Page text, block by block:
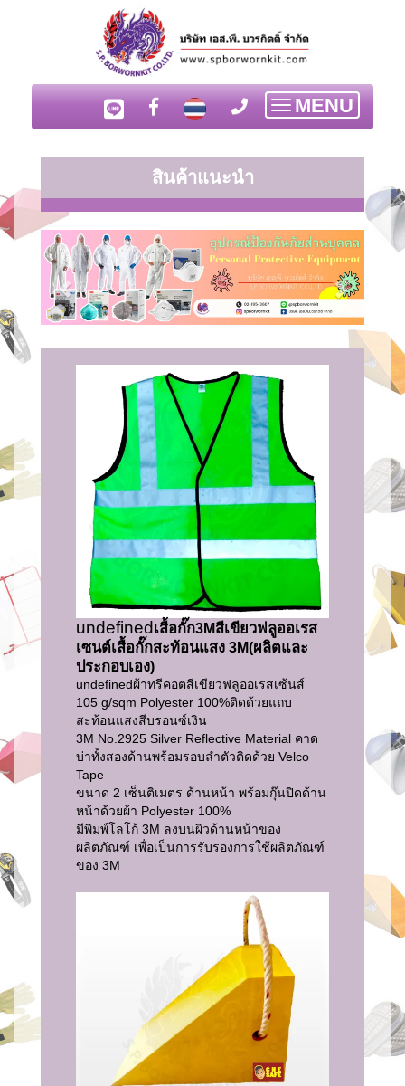
Toggle
navigation
MENU
สินค้าแนะนำ
undefinedเสื้อกั๊ก3Mสีเขียวฟลูออเรส
เซนต์เสื้อกั๊กสะท้อนแสง 3M(ผลิตและ
ประกอบเอง)
undefinedผ้าทรีคอตสีเขียวฟลูออเรสเซ้นส์
105 g/sqm Polyester 100%ติดด้วยแถบ
สะท้อนแสงสีบรอนซ์เงิน
3M No.2925 Silver Reflective Material คาด
บ่าทั้งสองด้านพร้อมรอบลำตัวติดด้วย Velco
Tape
ขนาด 2 เซ็นติเมตร ด้านหน้า พร้อมกุ๊นปิดด้าน
หน้าด้วยผ้า Polyester 100%
มีพิมพ์โลโก้ 3M ลงบนผิวด้านหน้าของ
ผลิตภัณฑ์ เพื่อเป็นการรับรองการใช้ผลิตภัณฑ์
ของ 3M